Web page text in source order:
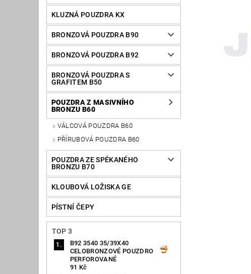
KLUZNÁ POUZDRA KX
BRONZOVÁ POUZDRA B90
BRONZOVÁ POUZDRA B92
BRONZOVÁ POUZDRA S
GRAFITEM B50
POUZDRA Z MASIVNÍHO
BRONZU B60
VÁLCOVÁ POUZDRA B60
PŘÍRUBOVÁ POUZDRA B60
POUZDRA ZE SPÉKANÉHO
BRONZU B70
KLOUBOVÁ LOŽISKA GE
PÍSTNÍ ČEPY
TOP 3
B92 3540 35/39X40
CELOBRONZOVÉ POUZDRO
PERFOROVANÉ
91 Kč